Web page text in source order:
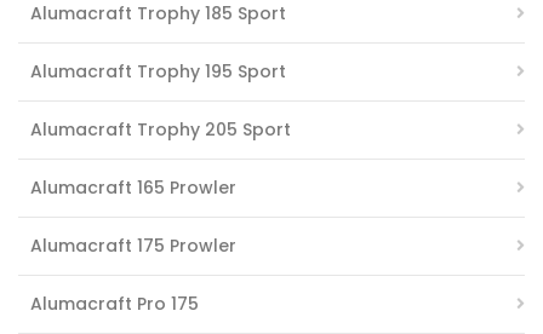
Alumacraft Trophy 185 Sport
Alumacraft Trophy 195 Sport
Alumacraft Trophy 205 Sport
Alumacraft 165 Prowler
Alumacraft 175 Prowler
Alumacraft Pro 175